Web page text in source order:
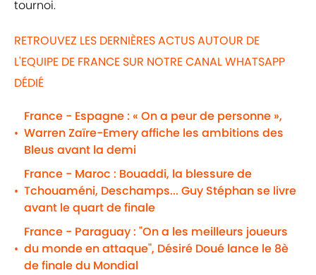
tournoi.
RETROUVEZ LES DERNIÈRES ACTUS AUTOUR DE
L'EQUIPE DE FRANCE SUR NOTRE CANAL WHATSAPP
DÉDIÉ
•
France - Espagne : « On a peur de personne »,
Warren Zaïre-Emery affiche les ambitions des
Bleus avant la demi
•
France - Maroc : Bouaddi, la blessure de
Tchouaméni, Deschamps... Guy Stéphan se livre
avant le quart de finale
•
France - Paraguay : "On a les meilleurs joueurs
du monde en attaque", Désiré Doué lance le 8è
de finale du Mondial